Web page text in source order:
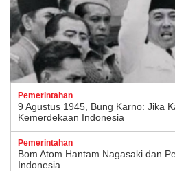
Pemerintahan
9 Agustus 1945, Bung Karno: Jika
Kemerdekaan Indonesia
Pemerintahan
Bom Atom Hantam Nagasaki dan
Indonesia